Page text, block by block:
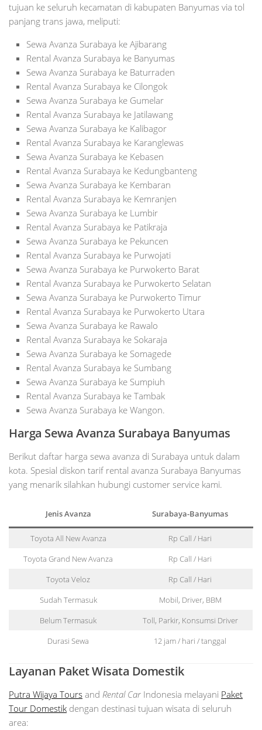
tujuan ke seluruh kecamatan di kabupaten Banyumas via tol
panjang trans jawa, meliputi:
Sewa Avanza Surabaya ke Ajibarang
Rental Avanza Surabaya ke Banyumas
Sewa Avanza Surabaya ke Baturraden
Rental Avanza Surabaya ke Cilongok
Sewa Avanza Surabaya ke Gumelar
Rental Avanza Surabaya ke Jatilawang
Sewa Avanza Surabaya ke Kalibagor
Rental Avanza Surabaya ke Karanglewas
Sewa Avanza Surabaya ke Kebasen
Rental Avanza Surabaya ke Kedungbanteng
Sewa Avanza Surabaya ke Kembaran
Rental Avanza Surabaya ke Kemranjen
Sewa Avanza Surabaya ke Lumbir
Rental Avanza Surabaya ke Patikraja
Sewa Avanza Surabaya ke Pekuncen
Rental Avanza Surabaya ke Purwojati
Sewa Avanza Surabaya ke Purwokerto Barat
Rental Avanza Surabaya ke Purwokerto Selatan
Sewa Avanza Surabaya ke Purwokerto Timur
Rental Avanza Surabaya ke Purwokerto Utara
Sewa Avanza Surabaya ke Rawalo
Rental Avanza Surabaya ke Sokaraja
Sewa Avanza Surabaya ke Somagede
Rental Avanza Surabaya ke Sumbang
Sewa Avanza Surabaya ke Sumpiuh
Rental Avanza Surabaya ke Tambak
Sewa Avanza Surabaya ke Wangon.
Harga Sewa Avanza Surabaya Banyumas
Berikut daftar harga sewa avanza di Surabaya untuk dalam
kota. Spesial diskon tarif rental avanza Surabaya Banyumas
yang menarik silahkan hubungi customer service kami.
Jenis Avanza Surabaya-Banyumas
Toyota All New Avanza
Rp Call / Hari
Toyota Grand New Avanza
Rp Call / Hari
Toyota Veloz
Rp Call / Hari
Sudah Termasuk
Mobil, Driver, BBM
Belum Termasuk
Toll, Parkir, Konsumsi Driver
Durasi Sewa
12 jam / hari / tanggal
Layanan Paket Wisata Domestik
Putra Wijaya Tours and Rental Car Indonesia melayani Paket
Tour Domestik dengan destinasi tujuan wisata di seluruh
area: